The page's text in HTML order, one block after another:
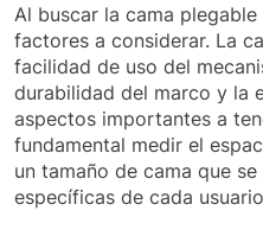
Al buscar la cama
factores a considerar. La
facilidad de uso del
durabilidad del marco y la
aspectos importantes a
fundamental medir el
un tamaño de cama que
específicas de cada